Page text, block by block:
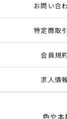
お問い合
特定商取
会員規
求人情
色や